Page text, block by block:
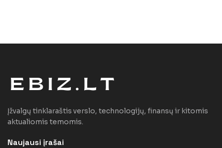
Įžvalgų tinklaraštis verslo, technologijų, finansų ir kitomis
aktualiomis temomis.
Naujausi įrašai